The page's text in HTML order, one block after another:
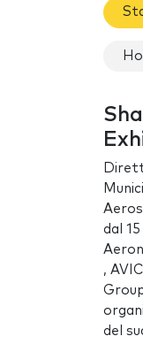
dal
,
del